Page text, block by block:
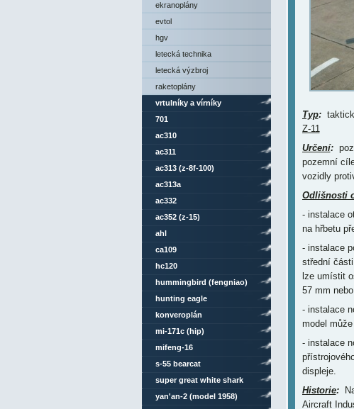
Typ:
Z-11
Určení:
pozemní
vozidly
Odlišnosti
- instalace
na hřbetu
- instalace
střední
lze umístit
57 mm
- instalace
model
- instalace
displeje.
Historie:Na
Aircraft
ekranoplány
evtol
hgv
letecká technika
letecká výzbroj
raketoplány
vrtulníky a vírníky
701
ac310
ac311
ac313 (z-8f-100)
ac313a
ac332
ac352 (z-15)
ahl
ca109
hc120
hummingbird (fengniao)
hunting eagle
konveroplán
mi-171c (hip)
mifeng-16
s-55 bearcat
super great white shark
yan'an-2 (model 1958)